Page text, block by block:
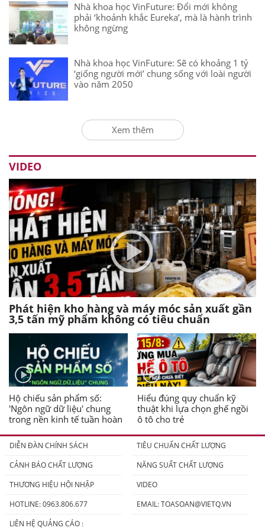
Nhà khoa học VinFuture: Đổi mới không
phải ‘khoảnh khắc Eureka’, mà là hành trình
không ngừng
Nhà khoa học VinFuture: Sẽ có khoảng 1 tỷ
‘giống người mới’ chung sống với loài người
vào năm 2050
Xem thêm
VIDEO
Phát hiện kho hàng và máy móc sản xuất gần
3,5 tấn mỹ phẩm không có tiêu chuẩn
Hộ chiếu sản phẩm số:
'Ngôn ngữ dữ liệu' chung
trong nền kinh tế tuần hoàn
Hiểu đúng quy chuẩn kỹ
thuật khi lựa chọn ghế ngồi
ô tô cho trẻ
DIỄN ĐÀN CHÍNH SÁCH
TIÊU CHUẨN CHẤT LƯỢNG
CẢNH BÁO CHẤT LƯỢNG
NĂNG SUẤT CHẤT LƯỢNG
THƯƠNG HIỆU HỘI NHẬP
VIDEO
HOTLINE: 0963.806.677
EMAIL:TOASOAN@VIETQ.VN
LIÊN HỆ QUẢNG CÁO :